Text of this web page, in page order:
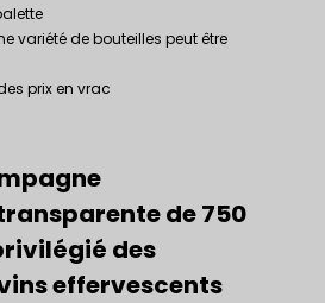
variété de bouteilles peut être
prix en vrac
de 750
des
effervescents